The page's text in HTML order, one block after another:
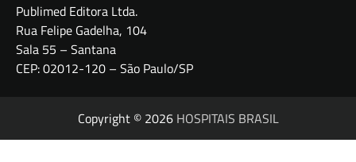
Publimed Editora Ltda.
Rua Felipe Gadelha, 104
Sala 55 – Santana
CEP: 02012-120 – São Paulo/SP
Copyright © 2026 HOSPITAIS BRASIL